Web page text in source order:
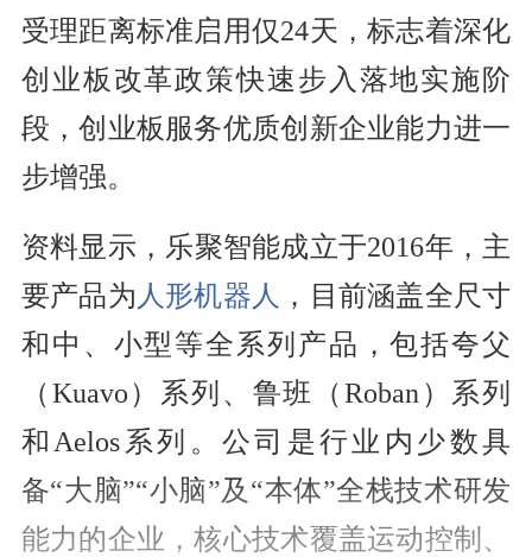
受理距离标准启用仅24天，标志着深化
创业板改革政策快速步入落地实施阶
段，创业板服务优质创新企业能力进一
步增强。
资料显示，乐聚智能成立于2016年，主
要产品为 人形机器人 ，目前涵盖全尺寸
和中、小型等全系列产品，包括夸父
（Kuavo）系列、鲁班（Roban）系列
和Aelos系列。公司是行业内少数具
备“大脑”“小脑”及“本体”全栈技术研发
能力的企业，核心技术覆盖运动控制、